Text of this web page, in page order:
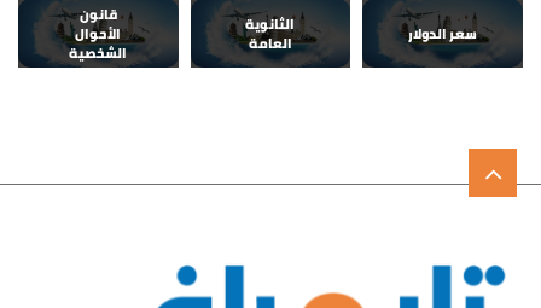
سعر الدولار
الثانوية
العامة
قانون
الأحوال
الشخصية